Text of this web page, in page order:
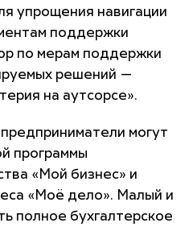
упрощения навигации
поддержки
по мерам поддержки
решений —
на аутсорсе».
могут
программы
«Мой бизнес» и
«Моё дело». Малый и
полное бухгалтерское